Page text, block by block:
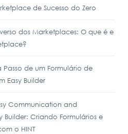
de Sucesso do Zero
dos Marketplaces: O que é e
Passo de um Formulário de
Easy Builder
Communication and
Builder: Criando Formulários e
o HINT